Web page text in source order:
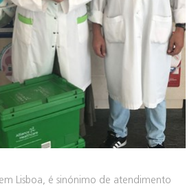
Lisboa, é sinónimo de atendimento